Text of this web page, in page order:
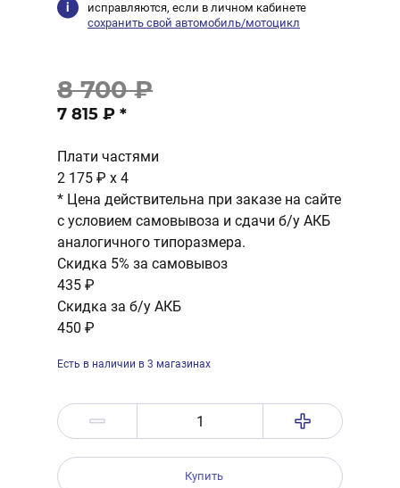
исправляются, если в личном кабинете
сохранить свой автомобиль/мотоцикл
8 700 ₽
7 815 ₽ *
Плати частями
2 175 ₽ x 4
* Цена действительна при заказе на сайте
с условием самовывоза и сдачи б/у АКБ
аналогичного типоразмера.
Скидка 5% за самовывоз
435 ₽
Скидка за б/у АКБ
450 ₽
Есть в наличии в 3 магазинах
Купить